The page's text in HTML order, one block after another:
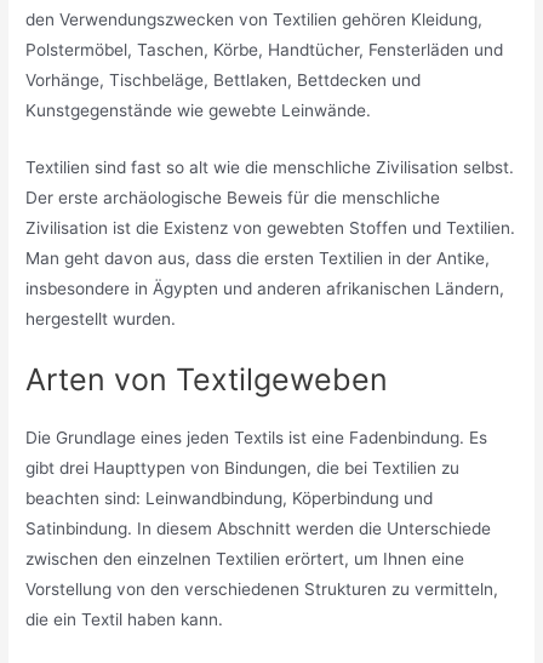
den Verwendungszwecken von Textilien gehören Kleidung,
Polstermöbel, Taschen, Körbe, Handtücher, Fensterläden und
Vorhänge, Tischbeläge, Bettlaken, Bettdecken und
Kunstgegenstände wie gewebte Leinwände.
Textilien sind fast so alt wie die menschliche Zivilisation selbst.
Der erste archäologische Beweis für die menschliche
Zivilisation ist die Existenz von gewebten Stoffen und Textilien.
Man geht davon aus, dass die ersten Textilien in der Antike,
insbesondere in Ägypten und anderen afrikanischen Ländern,
hergestellt wurden.
Arten von Textilgeweben
Die Grundlage eines jeden Textils ist eine Fadenbindung. Es
gibt drei Haupttypen von Bindungen, die bei Textilien zu
beachten sind: Leinwandbindung, Köperbindung und
Satinbindung. In diesem Abschnitt werden die Unterschiede
zwischen den einzelnen Textilien erörtert, um Ihnen eine
Vorstellung von den verschiedenen Strukturen zu vermitteln,
die ein Textil haben kann.